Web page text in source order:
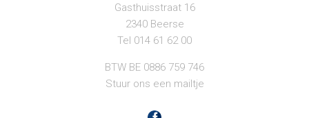
Gasthuisstraat 16
2340 Beerse
Tel 014 61 62 00
BTW BE 0886 759 746
Stuur ons een mailtje